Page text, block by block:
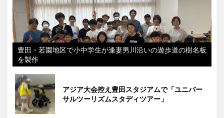
豊田・若園地区で小中学生が逢妻男川沿いの遊歩道の樹名板
を製作
アジア大会控え豊田スタジアムで「ユニバー
サルツーリズムスタディツアー」